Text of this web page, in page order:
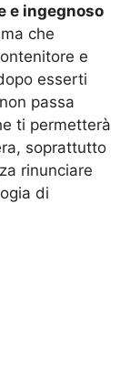
e ingegnoso
che
e
esserti
passa
ti permetterà
soprattutto
rinunciare
di